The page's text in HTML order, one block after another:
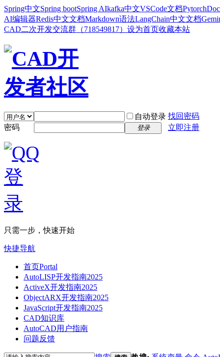
Spring中文Spring bootSpring AIkafka中文VSCode文档Pytorch
AI编辑器Redis中文文档Markdown语法LangChain中文文档
CAD二次开发交流群（718549817） 设为首页收藏本站
自动登录 找回密码
密码
登录 立即注册
只需一步，快速开始
快捷导航
首页Portal
AutoLISP开发指南2025
ActiveX开发指南2025
ObjectARX开发指南2025
JavaScript开发指南2025
CAD知识库
AutoCAD用户指南
问题反馈